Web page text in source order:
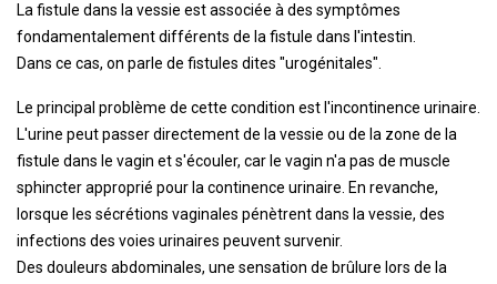
La fistule dans la vessie est associée à des symptômes
fondamentalement différents de la fistule dans l'intestin.
Dans ce cas, on parle de fistules dites "urogénitales".
Le principal problème de cette condition est l'incontinence urinaire.
L'urine peut passer directement de la vessie ou de la zone de la
fistule dans le vagin et s'écouler, car le vagin n'a pas de muscle
sphincter approprié pour la continence urinaire. En revanche,
lorsque les sécrétions vaginales pénètrent dans la vessie, des
infections des voies urinaires peuvent survenir.
Des douleurs abdominales, une sensation de brûlure lors de la